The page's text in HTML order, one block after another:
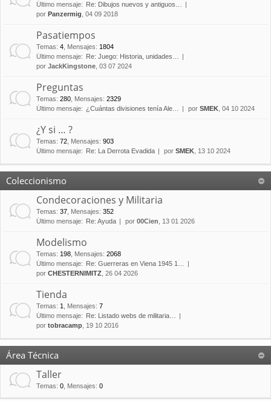
Último mensaje:
Re: Dibujos nuevos y antiguos…
por Panzermig , 04 09 2018
Pasatiempos
Temas: 4 Mensajes: 1804
Último mensaje:
Re: Juego: Historia, unidades…
por JackKingstone , 03 07 2024
Preguntas
Temas: 280 Mensajes: 2329
Último mensaje: ¿Cuántas divisiones tenía Ale… por SMEK , 04 10 2024
¿Y si … ?
Temas: 72 Mensajes: 903
Último mensaje:
Re: La Derrota Evadida por SMEK , 13 10 2024
Coleccionismo
Condecoraciones y Militaria
Temas: 37 Mensajes: 352
Último mensaje:
Re: Ayuda por 00Cien , 13 01 2026
Modelismo
Temas: 198 Mensajes: 2068
Último mensaje:
Re: Guerreras en Viena 1945 1…
por CHESTERNIMITZ , 26 04 2026
Tienda
Temas: 1 Mensajes: 7
Último mensaje:
Re: Listado webs de militaria…
por tobracamp , 19 10 2016
Área Técnica
Taller
Temas: 0 Mensajes: 0